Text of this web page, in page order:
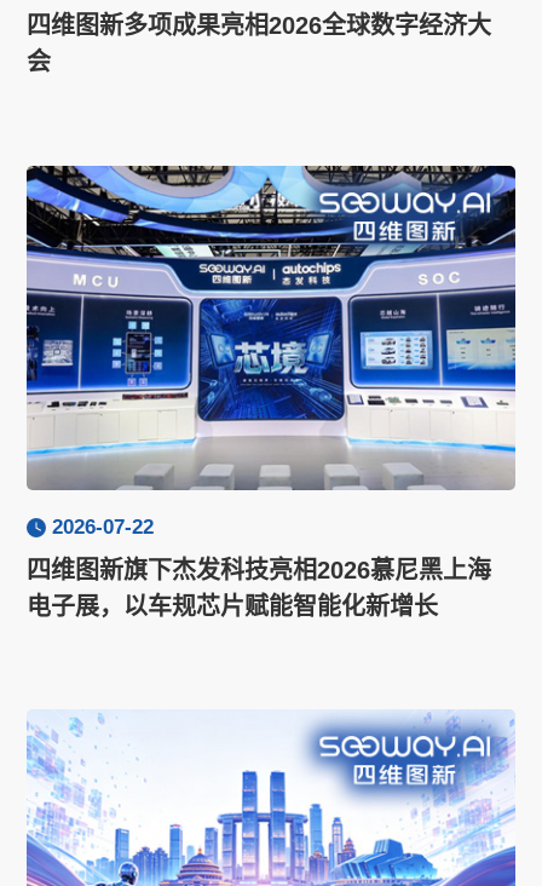
四维图新多项成果亮相2026全球数字经济大
会
2026-07-22
四维图新旗下杰发科技亮相2026慕尼黑上海
电子展，以车规芯片赋能智能化新增长